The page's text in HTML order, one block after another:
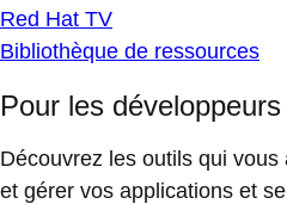
Red Hat TV
Bibliothèque de ressources
Pour les développeurs
Découvrez les outils qui
et gérer vos applications et